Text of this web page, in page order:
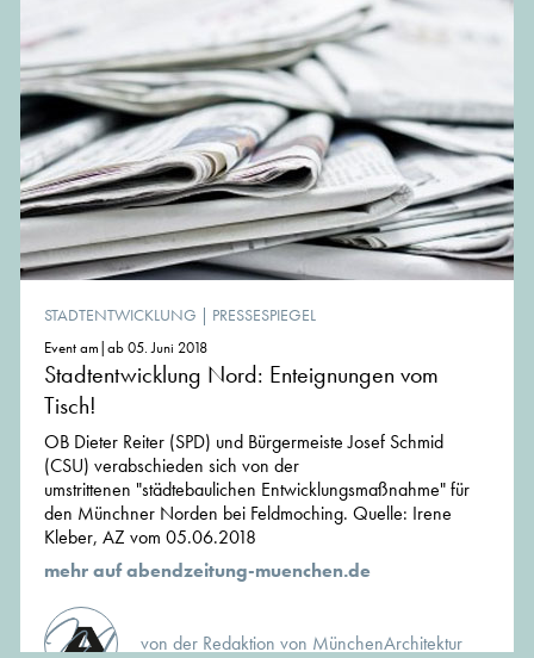
STADTENTWICKLUNG | PRESSESPIEGEL
Event am|ab 05. Juni 2018
Stadtentwicklung Nord: Enteignungen vom
Tisch!
OB Dieter Reiter (SPD) und Bürgermeiste Josef Schmid
(CSU) verabschieden sich von der
umstrittenen "städtebaulichen Entwicklungsmaßnahme" für
den Münchner Norden bei Feldmoching. Quelle: Irene
Kleber, AZ vom 05.06.2018
mehr auf abendzeitung-muenchen.de
von der Redaktion von MünchenArchitektur